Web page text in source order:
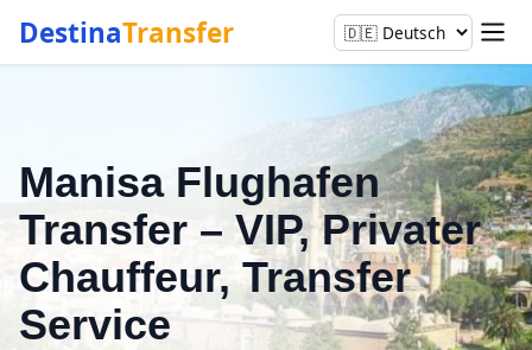
DestinaTransfer
Manisa Flughafen
Transfer – VIP, Privater
Chauffeur, Transfer
Service